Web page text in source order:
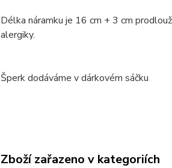
Délka náramku je 16 cm + 3 cm
alergiky.
Šperk dodáváme v dárkovém sáčku
Zboží zařazeno v kategoriích